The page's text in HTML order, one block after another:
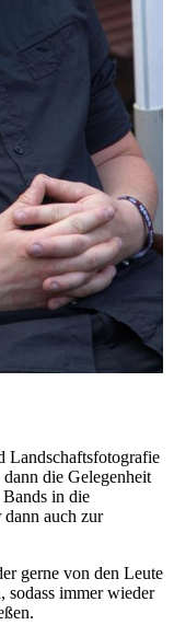
Landschaftsfotografie
die Gelegenheit
in die
auch zur
gerne von den Leute
sodass immer wieder